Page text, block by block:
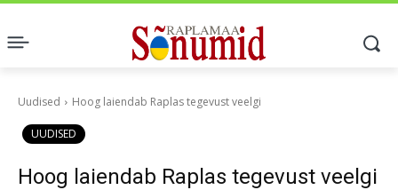
Uudised Hoog laiendab Raplas tegevust veelgi
UUDISED
Hoog laiendab Raplas tegevust veelgi